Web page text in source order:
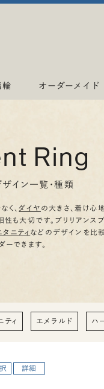
輪 オーダーメイド
Ring
イン一覧・種類
く、ダイヤ の大きさ、着け心
も大切です。ブリリアンスプ
タニティ などのデザインを比較
できます。
ティ エメラルド ハ
詳細